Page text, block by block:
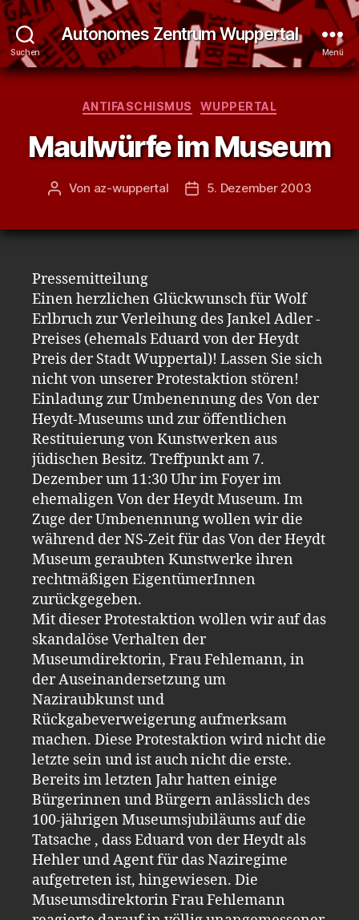
Suchen
Autonomes Zentrum Wuppertal
Menü
Kategorien
ANTIFASCHISMUS WUPPERTAL
Maulwürfe im Museum
Beitragsautor
Von az-wuppertal Veröffentlichungsdatum
5. Dezember 2003
Pressemitteilung
Einen herzlichen Glückwunsch für Wolf
Erlbruch zur Verleihung des Jankel Adler -
Preises (ehemals Eduard von der Heydt
Preis der Stadt Wuppertal)! Lassen Sie sich
nicht von unserer Protestaktion stören!
Einladung zur Umbenennung des Von der
Heydt-Museums und zur öffentlichen
Restituierung von Kunstwerken aus
jüdischen Besitz. Treffpunkt am 7.
Dezember um 11:30 Uhr im Foyer im
ehemaligen Von der Heydt Museum. Im
Zuge der Umbenennung wollen wir die
während der NS-Zeit für das Von der Heydt
Museum geraubten Kunstwerke ihren
rechtmäßigen EigentümerInnen
zurückgegeben.
Mit dieser Protestaktion wollen wir auf das
skandalöse Verhalten der
Museumdirektorin, Frau Fehlemann, in
der Auseinandersetzung um
Naziraubkunst und
Rückgabeverweigerung aufmerksam
machen. Diese Protestaktion wird nicht die
letzte sein und ist auch nicht die erste.
Bereits im letzten Jahr hatten einige
Bürgerinnen und Bürgern anlässlich des
100-jährigen Museumsjubiläums auf die
Tatsache , dass Eduard von der Heydt als
Hehler und Agent für das Naziregime
aufgetreten ist, hingewiesen. Die
Museumsdirektorin Frau Fehlemann